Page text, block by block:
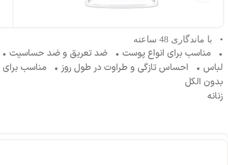
• با ماندگاری 48 ساعته
• مناسب برای انواع پوست • ضد تعریق و ضد حساسیت •
لباس • احساس تازگی و طراوت در طول روز • مناسب برای
بدون الکل
زنانه